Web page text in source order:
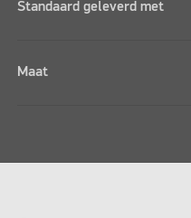
Standaard geleverd met
Maat